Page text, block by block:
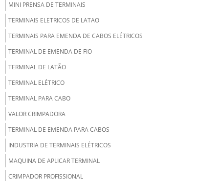
MINI PRENSA DE TERMINAIS
TERMINAIS ELETRICOS DE LATAO
TERMINAIS PARA EMENDA DE CABOS ELÉTRICOS
TERMINAL DE EMENDA DE FIO
TERMINAL DE LATÃO
TERMINAL ELÉTRICO
TERMINAL PARA CABO
VALOR CRIMPADORA
TERMINAL DE EMENDA PARA CABOS
INDUSTRIA DE TERMINAIS ELÉTRICOS
MAQUINA DE APLICAR TERMINAL
CRIMPADOR PROFISSIONAL